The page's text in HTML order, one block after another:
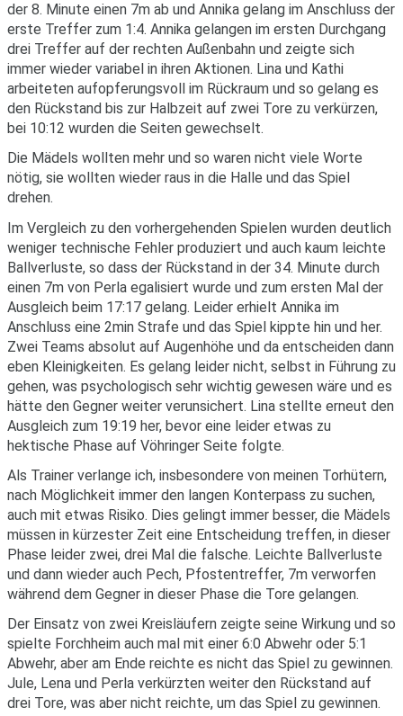
der 8. Minute einen 7m ab und Annika gelang im Anschluss der
erste Treffer zum 1:4. Annika gelangen im ersten Durchgang
drei Treffer auf der rechten Außenbahn und zeigte sich
immer wieder variabel in ihren Aktionen. Lina und Kathi
arbeiteten aufopferungsvoll im Rückraum und so gelang es
den Rückstand bis zur Halbzeit auf zwei Tore zu verkürzen,
bei 10:12 wurden die Seiten gewechselt.
Die Mädels wollten mehr und so waren nicht viele Worte
nötig, sie wollten wieder raus in die Halle und das Spiel
drehen.
Im Vergleich zu den vorhergehenden Spielen wurden deutlich
weniger technische Fehler produziert und auch kaum leichte
Ballverluste, so dass der Rückstand in der 34. Minute durch
einen 7m von Perla egalisiert wurde und zum ersten Mal der
Ausgleich beim 17:17 gelang. Leider erhielt Annika im
Anschluss eine 2min Strafe und das Spiel kippte hin und her.
Zwei Teams absolut auf Augenhöhe und da entscheiden dann
eben Kleinigkeiten. Es gelang leider nicht, selbst in Führung zu
gehen, was psychologisch sehr wichtig gewesen wäre und es
hätte den Gegner weiter verunsichert. Lina stellte erneut den
Ausgleich zum 19:19 her, bevor eine leider etwas zu
hektische Phase auf Vöhringer Seite folgte.
Als Trainer verlange ich, insbesondere von meinen Torhütern,
nach Möglichkeit immer den langen Konterpass zu suchen,
auch mit etwas Risiko. Dies gelingt immer besser, die Mädels
müssen in kürzester Zeit eine Entscheidung treffen, in dieser
Phase leider zwei, drei Mal die falsche. Leichte Ballverluste
und dann wieder auch Pech, Pfostentreffer, 7m verworfen
während dem Gegner in dieser Phase die Tore gelangen.
Der Einsatz von zwei Kreisläufern zeigte seine Wirkung und so
spielte Forchheim auch mal mit einer 6:0 Abwehr oder 5:1
Abwehr, aber am Ende reichte es nicht das Spiel zu gewinnen.
Jule, Lena und Perla verkürzten weiter den Rückstand auf
drei Tore, was aber nicht reichte, um das Spiel zu gewinnen.